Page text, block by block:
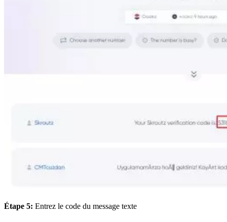
Étape 5: Entrez le code du message texte